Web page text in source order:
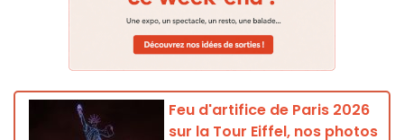
Feu d'artifice de Paris 2026
sur la Tour Eiffel, nos photos